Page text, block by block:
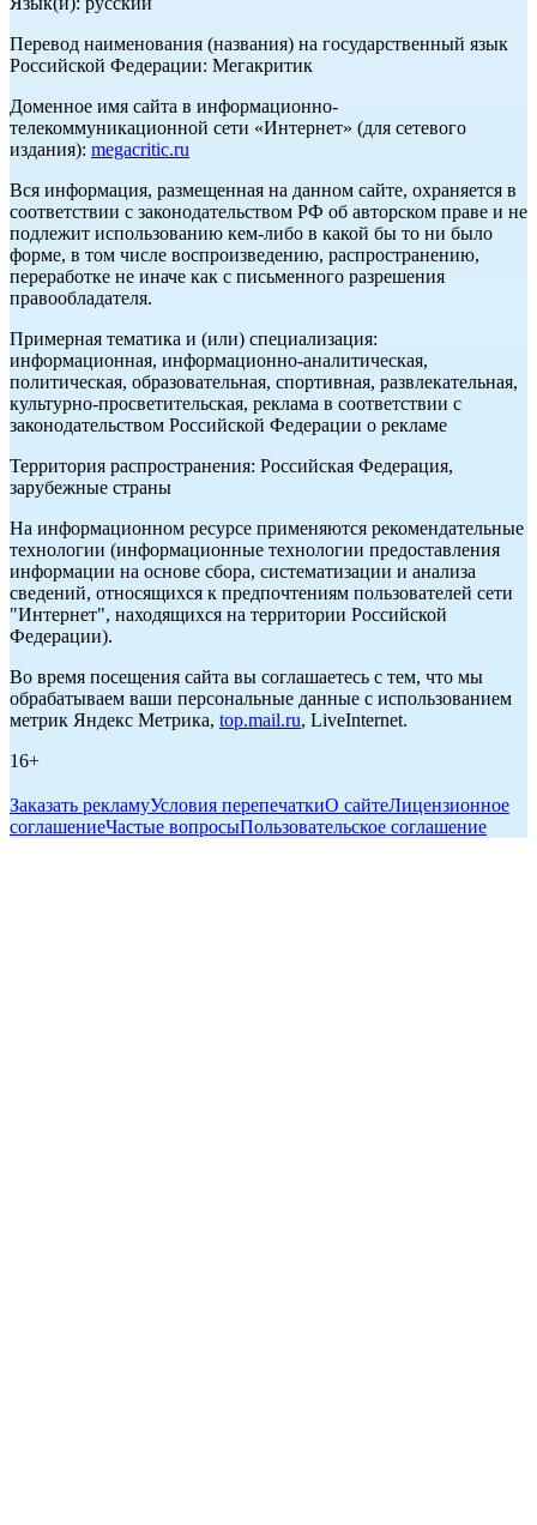
Перевод наименования (названия) на государственный язык
Российской Федерации: Мегакритик
Доменное имя сайта в информационно-
телекоммуникационной сети «Интернет» (для сетевого
издания): megacritic.ru
Вся информация, размещенная на данном сайте, охраняется в
соответствии с законодательством РФ об авторском праве и не
подлежит использованию кем-либо в какой бы то ни было
форме, в том числе воспроизведению, распространению,
переработке не иначе как с письменного разрешения
правообладателя.
Примерная тематика и (или) специализация:
информационная, информационно-аналитическая,
политическая, образовательная, спортивная, развлекательная,
культурно-просветительская, реклама в соответствии с
законодательством Российской Федерации о рекламе
Территория распространения: Российская Федерация,
зарубежные страны
На информационном ресурсе применяются рекомендательные
технологии (информационные технологии предоставления
информации на основе сбора, систематизации и анализа
сведений, относящихся к предпочтениям пользователей сети
"Интернет", находящихся на территории Российской
Федерации).
Во время посещения сайта вы соглашаетесь с тем, что мы
обрабатываем ваши персональные данные с использованием
метрик Яндекс Метрика, top.mail.ru, LiveInternet.
16+
Заказать рекламуУсловия перепечаткиО сайтеЛицензионное
соглашениеЧастые вопросыПользовательское соглашение